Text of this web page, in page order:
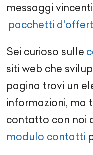
messaggi
pacchetti
Sei curioso sulle
siti web che
pagina trovi un
informazioni, ma
contatto con noi
modulo contatti